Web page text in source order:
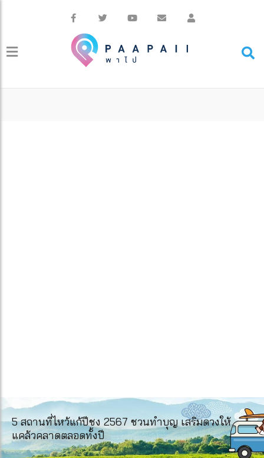
5 สถานที่ไหว้แก้ปีชง 2567 ชวนทำบุญ เสริมดวงให้
แคล้วคลาดตลอดทั้งปี